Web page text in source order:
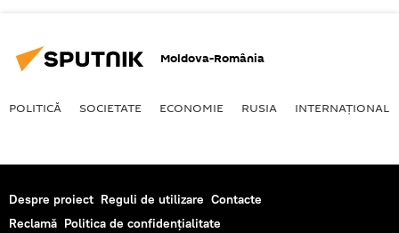
Moldova-România
POLITICĂ SOCIETATE ECONOMIE RUSIA INTERNAŢIONAL
Despre proiect Reguli de utilizare Contacte
Reclamă Politica de confidențialitate